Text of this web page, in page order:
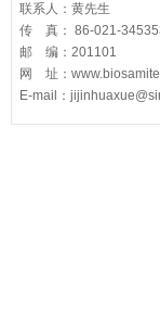
联系人：黄先生
传 真： 86-021-
邮 编：201101
网 址：
E-mail：